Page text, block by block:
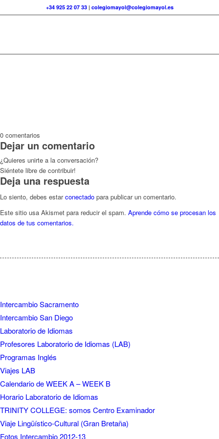
+34 925 22 07 33| colegiomayol@colegiomayol.es
0 comentarios
Dejar un comentario
¿Quieres unirte a la conversación?
Siéntete libre de contribuir!
Deja una respuesta
Lo siento, debes estarconectado para publicar un comentario.
Este sitio usa Akismet para reducir el spam. Aprende cómo se procesan los
datos de tus comentarios.
Intercambio Sacramento
Intercambio San Diego
Laboratorio de Idiomas
Profesores Laboratorio de Idiomas (LAB)
Programas Inglés
Viajes LAB
Calendario de WEEK A – WEEK B
Horario Laboratorio de Idiomas
TRINITY COLLEGE: somos Centro Examinador
Viaje Lingüístico-Cultural (Gran Bretaña)
Fotos Intercambio 2012-13